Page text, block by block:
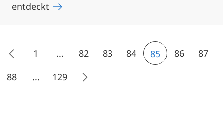
entdeckt
1 ... 82 83 84 85 86
87
88
... 129